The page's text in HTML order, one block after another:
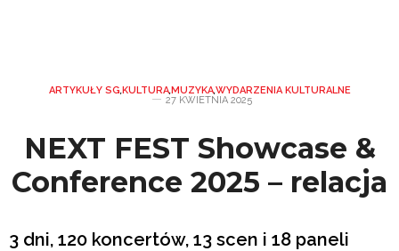
ARTYKUŁY SG,KULTURA,MUZYKA,WYDARZENIA KULTURALNE
27 KWIETNIA 2025
NEXT FEST Showcase &
Conference 2025 – relacja
3 dni, 120 koncertów, 13 scen i 18 paneli